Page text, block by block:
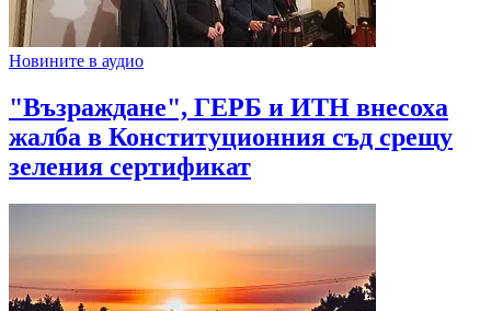
Новините в аудио
"Възраждане", ГЕРБ и ИТН внесоха
жалба в Конституционния съд срещу
зеления сертификат